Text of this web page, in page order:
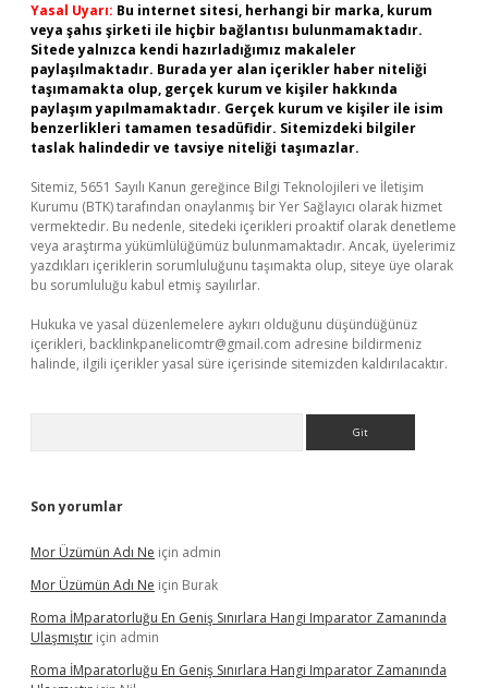
Yasal Uyarı: Bu internet sitesi, herhangi bir marka, kurum
veya şahıs şirketi ile hiçbir bağlantısı bulunmamaktadır.
Sitede yalnızca kendi hazırladığımız makaleler
paylaşılmaktadır. Burada yer alan içerikler haber niteliği
taşımamakta olup, gerçek kurum ve kişiler hakkında
paylaşım yapılmamaktadır. Gerçek kurum ve kişiler ile isim
benzerlikleri tamamen tesadüfidir. Sitemizdeki bilgiler
taslak halindedir ve tavsiye niteliği taşımazlar.
Sitemiz, 5651 Sayılı Kanun gereğince Bilgi Teknolojileri ve İletişim
Kurumu (BTK) tarafından onaylanmış bir Yer Sağlayıcı olarak hizmet
vermektedir. Bu nedenle, sitedeki içerikleri proaktif olarak denetleme
veya araştırma yükümlülüğümüz bulunmamaktadır. Ancak, üyelerimiz
yazdıkları içeriklerin sorumluluğunu taşımakta olup, siteye üye olarak
bu sorumluluğu kabul etmiş sayılırlar.
Hukuka ve yasal düzenlemelere aykırı olduğunu düşündüğünüz
içerikleri, backlinkpanelicomtr@gmail.com adresine bildirmeniz
halinde, ilgili içerikler yasal süre içerisinde sitemizden kaldırılacaktır.
Son yorumlar
Mor Üzümün Adı Ne için admin
Mor Üzümün Adı Ne için Burak
Roma İMparatorluğu En Geniş Sınırlara Hangi Imparator Zamanında
Ulaşmıştır için admin
Roma İMparatorluğu En Geniş Sınırlara Hangi Imparator Zamanında